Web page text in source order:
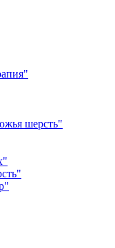
шерсть"